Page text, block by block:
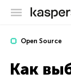
Open Source
Как